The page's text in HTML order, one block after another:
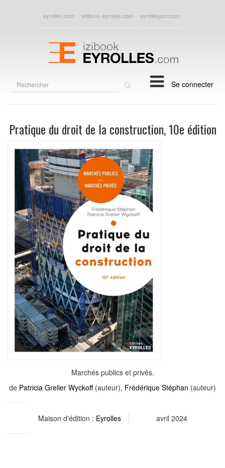
eyrolles.com editions-eyrolles.com eyrollespro.com
Se connecter
Pratique du droit de la construction, 10e édition
Marchés publics et privés.
de Patricia Grelier Wyckoff(auteur), Frédérique Stéphan (auteur)
Maison d'édition : Eyrolles avril 2024